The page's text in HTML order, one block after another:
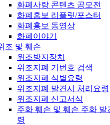
화폐사랑 콘텐츠 공모전
화폐홍보 리플릿/포스터
화폐홍보 동영상
화폐이야기
조 및 훼손
위조방지장치
위조지폐 기번호 검색
위조지폐 식별요령
위조지폐 발견시 처리요령
위조지폐 신고서식
주화 훼손 및 훼손 주화 발
령